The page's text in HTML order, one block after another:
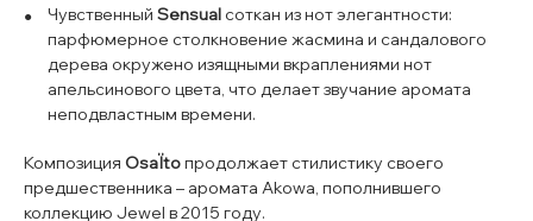
Чувственный Sensual соткан из нот элегантности:
парфюмерное столкновение жасмина и сандалового
дерева окружено изящными вкраплениями нот
апельсинового цвета, что делает звучание аромата
неподвластным времени.
Композиция OsaÏtoпродолжает стилистику своего
предшественника – аромата Akowa, пополнившего
коллекцию Jewel в 2015 году.